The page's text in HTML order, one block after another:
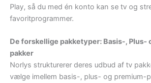
Play, så du med én konto kan se tv og
favoritprogrammer.
De forskellige pakketyper: Basis-, Plus-
pakker
Norlys strukturerer deres udbud af tv
vælge imellem basis-, plus- og premium-